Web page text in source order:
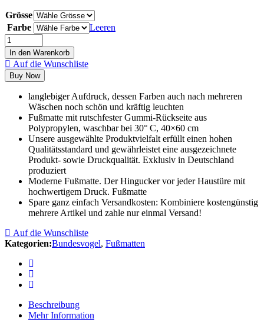
Grösse
Farbe
Leeren
In den Warenkorb
Auf die Wunschliste
Buy Now
langlebiger Aufdruck, dessen Farben auch nach mehreren
Wäschen noch schön und kräftig leuchten
Fußmatte mit rutschfester Gummi-Rückseite aus
Polypropylen, waschbar bei 30° C, 40×60 cm
Unsere ausgewählte Produktvielfalt erfüllt einen hohen
Qualitätsstandard und gewährleistet eine ausgezeichnete
Produkt- sowie Druckqualität. Exklusiv in Deutschland
produziert
Moderne Fußmatte. Der Hingucker vor jeder Haustüre mit
hochwertigem Druck. Fußmatte
Spare ganz einfach Versandkosten: Kombiniere kostengünstig
mehrere Artikel und zahle nur einmal Versand!
Auf die Wunschliste
Kategorien:Bundesvogel, Fußmatten
Beschreibung
Mehr Information